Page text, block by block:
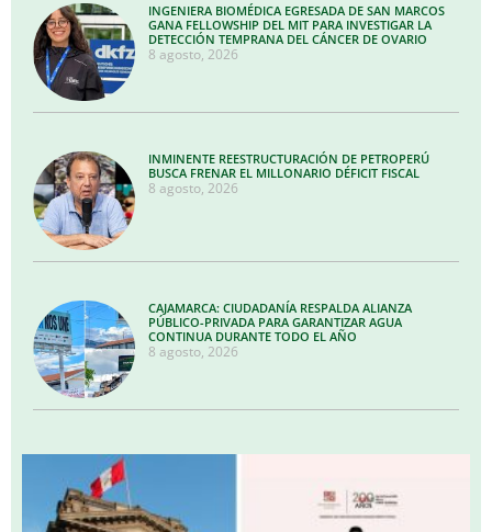
INGENIERA BIOMÉDICA EGRESADA DE SAN MARCOS
GANA FELLOWSHIP DEL MIT PARA INVESTIGAR LA
DETECCIÓN TEMPRANA DEL CÁNCER DE OVARIO
8 agosto, 2026
INMINENTE REESTRUCTURACIÓN DE PETROPERÚ
BUSCA FRENAR EL MILLONARIO DÉFICIT FISCAL
8 agosto, 2026
CAJAMARCA: CIUDADANÍA RESPALDA ALIANZA
PÚBLICO-PRIVADA PARA GARANTIZAR AGUA
CONTINUA DURANTE TODO EL AÑO
8 agosto, 2026